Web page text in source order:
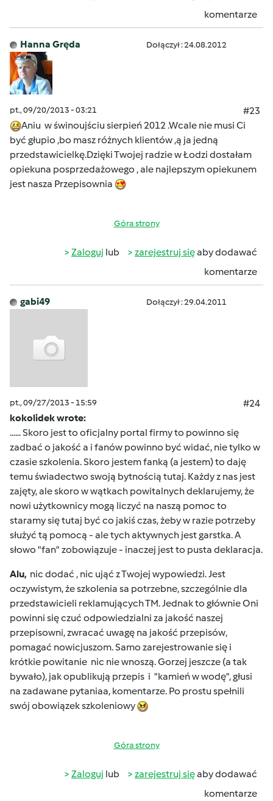
komentarze
Hanna Gręda Dołączył : 24.08.2012
pt., 09/20/2013 - 03:21
#23
Aniu w świnoujściu sierpień 2012 .Wcale nie musi Ci
być głupio ,bo masz różnych klientów ,ą ja jedną
przedstawicielkę.Dzięki Twojej radzie w Łodzi dostałam
opiekuna posprzedażowego , ale najlepszym opiekunem
jest nasza Przepisownia
Góra strony
Zaloguj lub zarejestruj sięaby dodawać
komentarze
gabi49 Dołączył : 29.04.2011
pt., 09/27/2013 - 15:59
#24
kokolidek wrote:
...... Skoro jest to oficjalny portal firmy to powinno się
zadbać o jakość a i fanów powinno być widać, nie tylko w
czasie szkolenia. Skoro jestem fanką (a jestem) to daję
temu świadectwo swoją bytnością tutaj. Każdy z nas jest
zajęty, ale skoro w wątkach powitalnych deklarujemy, że
nowi użytkownicy mogą liczyć na naszą pomoc to
staramy się tutaj być co jakiś czas, żeby w razie potrzeby
służyć tą pomocą - ale tych aktywnych jest garstka. A
słowo "fan" zobowiązuje - inaczej jest to pusta deklaracja.
Alu, nic dodać , nic ująć z Twojej wypowiedzi. Jest
oczywistym, że szkolenia sa potrzebne, szczególnie dla
przedstawicieli reklamujących TM. Jednak to głównie Oni
powinni się czuć odpowiedzialni za jakość naszej
przepisowni, zwracać uwagę na jakość przepisów,
pomagać nowicjuszom. Samo zarejestrowanie się i
krótkie powitanie nic nie wnoszą. Gorzej jeszcze (a tak
bywało), jak opublikują przepis i "kamień w wodę", głusi
na zadawane pytaniaa, komentarze. Po prostu spełnili
swój obowiązek szkoleniowy
Góra strony
Zaloguj lub zarejestruj sięaby dodawać
komentarze